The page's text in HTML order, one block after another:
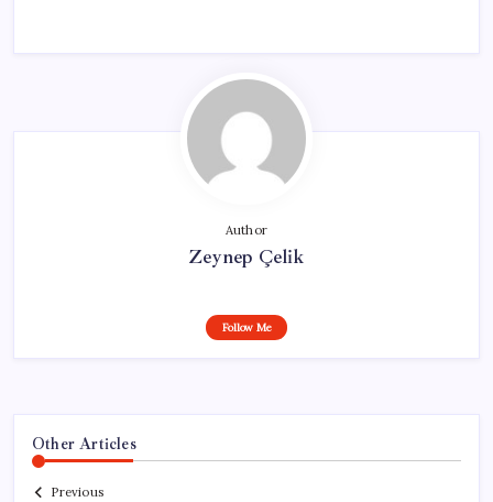
Author
Zeynep Çelik
Follow Me
Other Articles
Previous